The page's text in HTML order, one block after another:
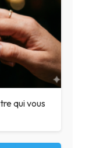
qui vous